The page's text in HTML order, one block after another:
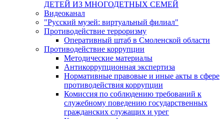
ДЕТЕЙ ИЗ МНОГОДЕТНЫХ СЕМЕЙ
Видеоканал
"Русский музей: виртуальный филиал"
Противодействие терроризму
Оперативный штаб в Смоленской области
Противодействие коррупции
Методические материалы
Антикоррупционная экспертиза
Нормативные правовые и иные акты в сфере
противодействия коррупции
Комиссия по соблюдению требований к
служебному поведению государственных
гражданских служащих и урег